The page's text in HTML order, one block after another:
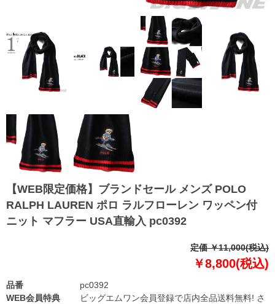
【WEB限定価格】ブランドセール メンズ POLO
RALPH LAUREN ポロ ラルフローレン ワッペン付
ニット マフラー USA直輸入 pc0392
定価 ￥11,000(税込)
￥8,800(税込)
品番
pc0392
WEB会員特典
ビッグエムワン会員登録で店内全品送料無料! さ